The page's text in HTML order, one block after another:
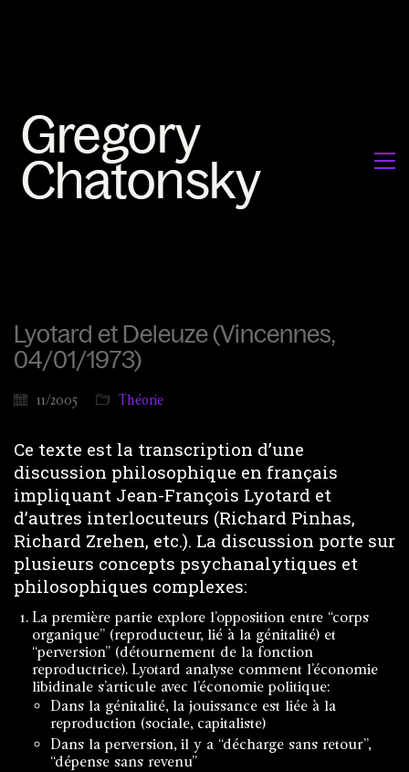
Lyotard et Deleuze (Vincennes,
04/01/1973)
11/2005 Théorie
Ce texte est la transcription d’une
discussion philosophique en français
impliquant Jean-François Lyotard et
d’autres interlocuteurs (Richard Pinhas,
Richard Zrehen, etc.). La discussion porte sur
plusieurs concepts psychanalytiques et
philosophiques complexes:
La première partie explore l’opposition entre “corps
organique” (reproducteur, lié à la génitalité) et
“perversion” (détournement de la fonction
reproductrice). Lyotard analyse comment l’économie
libidinale s’articule avec l’économie politique:
Dans la génitalité, la jouissance est liée à la
reproduction (sociale, capitaliste)
Dans la perversion, il y a “décharge sans retour”,
“dépense sans revenu”